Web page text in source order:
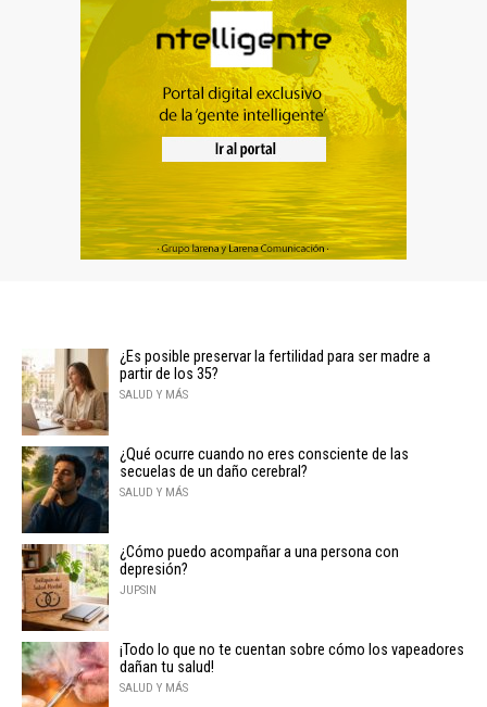
¿Es posible preservar la fertilidad para ser madre a
partir de los 35?
SALUD Y MÁS
¿Qué ocurre cuando no eres consciente de las
secuelas de un daño cerebral?
SALUD Y MÁS
¿Cómo puedo acompañar a una persona con
depresión?
JUPSIN
¡Todo lo que no te cuentan sobre cómo los vapeadores
dañan tu salud!
SALUD Y MÁS